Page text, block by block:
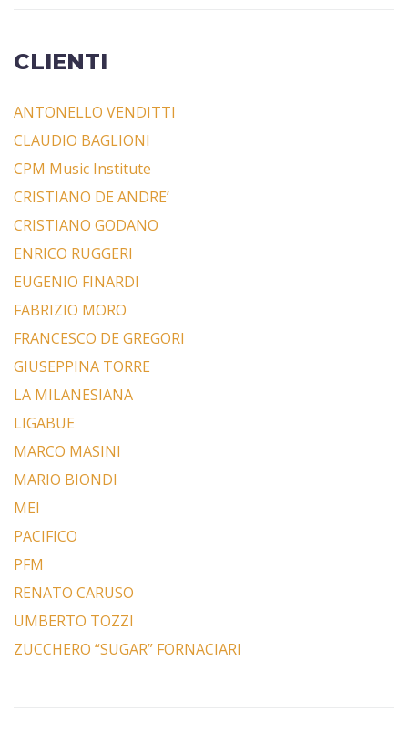
CLIENTI
ANTONELLO VENDITTI
CLAUDIO BAGLIONI
CPM Music Institute
CRISTIANO DE ANDRE’
CRISTIANO GODANO
ENRICO RUGGERI
EUGENIO FINARDI
FABRIZIO MORO
FRANCESCO DE GREGORI
GIUSEPPINA TORRE
LA MILANESIANA
LIGABUE
MARCO MASINI
MARIO BIONDI
MEI
PACIFICO
PFM
RENATO CARUSO
UMBERTO TOZZI
ZUCCHERO “SUGAR” FORNACIARI